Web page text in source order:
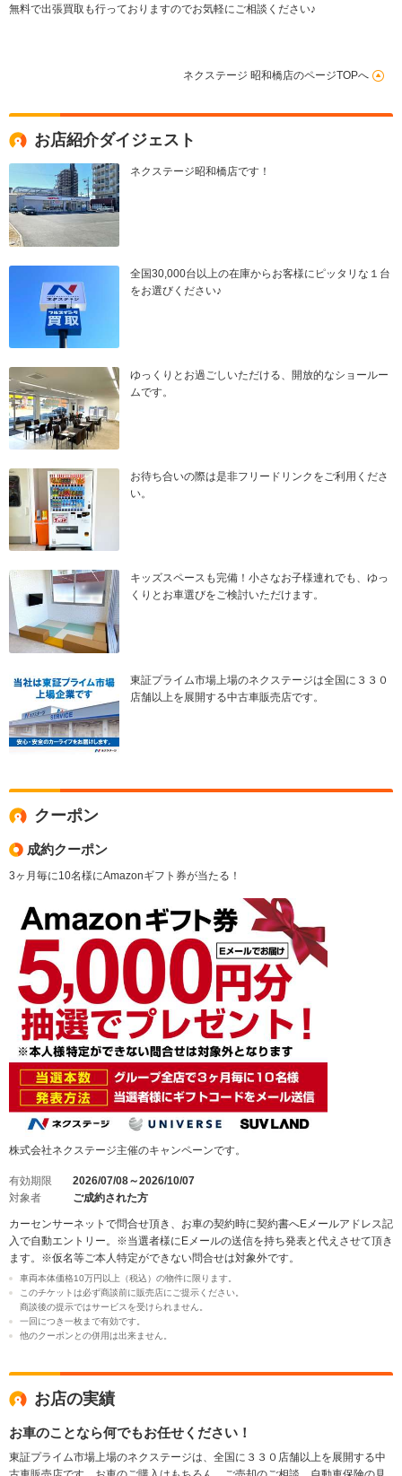
無料で出張買取も行っておりますのでお気軽にご相談ください♪
ネクステージ 昭和橋店のページTOPへ
お店紹介ダイジェスト
ネクステージ昭和橋店です！
全国30,000台以上の在庫からお客様にピッタリな１台
をお選びください♪
ゆっくりとお過ごしいただける、開放的なショールー
ムです。
お待ち合いの際は是非フリードリンクをご利用くださ
い。
キッズスペースも完備！小さなお子様連れでも、ゆっ
くりとお車選びをご検討いただけます。
東証プライム市場上場のネクステージは全国に３３０
店舗以上を展開する中古車販売店です。
クーポン
成約クーポン
3ヶ月毎に10名様にAmazonギフト券が当たる！
株式会社ネクステージ主催のキャンペーンです。
有効期限
2026/07/08～2026/10/07
対象者
ご成約された方
カーセンサーネットで問合せ頂き、お車の契約時に契約書へEメールアドレス記
入で自動エントリー。※当選者様にEメールの送信を持ち発表と代えさせて頂き
ます。※仮名等ご本人特定ができない問合せは対象外です。
車両本体価格10万円以上（税込）の物件に限ります。
このチケットは必ず商談前に販売店にご提示ください。
商談後の提示ではサービスを受けられません。
一回につき一枚まで有効です。
他のクーポンとの併用は出来ません。
お店の実績
お車のことなら何でもお任せください！
東証プライム市場上場のネクステージは、全国に３３０店舗以上を展開する中